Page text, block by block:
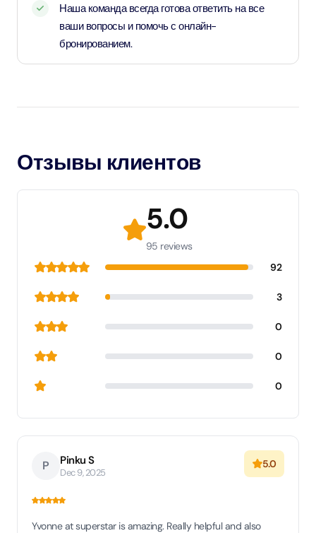
Наша команда всегда готова ответить на все
ваши вопросы и помочь с онлайн-
бронированием.
Отзывы клиентов
5.0
95 reviews
92
3
0
0
0
P Pinku S
Dec 9, 2025
5.0
Yvonne at superstar is amazing. Really helpful and also